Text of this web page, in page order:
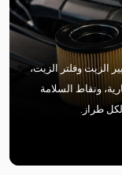
10,000 إلى 15,000 كم: تغيير الزيت وفلتر الزيت،
ونقاط السلامة
طراز.